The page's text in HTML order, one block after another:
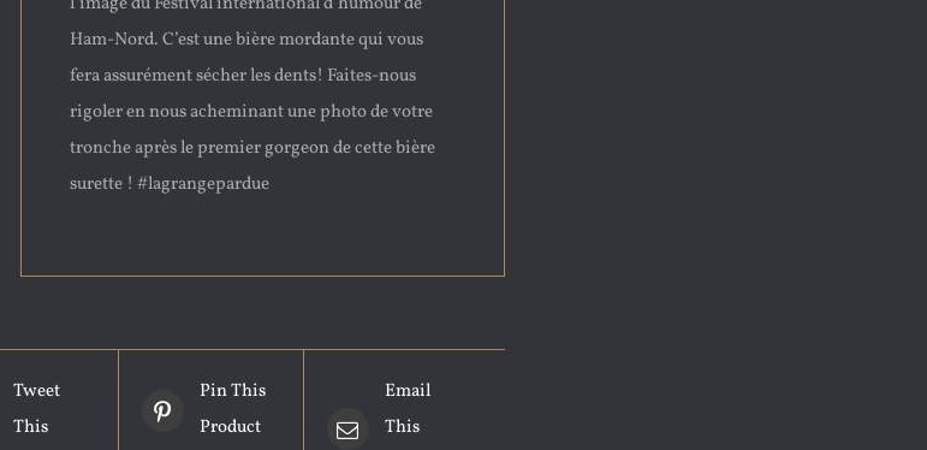
Ham-Nord. C’est une bière mordante qui vous
fera assurément sécher les dents! Faites-nous
rigoler en nous acheminant une photo de votre
tronche après le premier gorgeon de cette bière
surette ! #lagrangepardue
Tweet
This
Pin This
Product
Email
This